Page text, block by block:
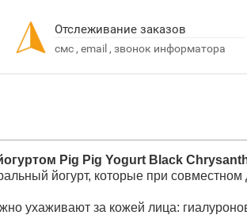
Отслеживание заказов
смс , email , звонок информатора
Pig Pig Yogurt Black
йогурт, которые при
ухаживают за кожей лица: